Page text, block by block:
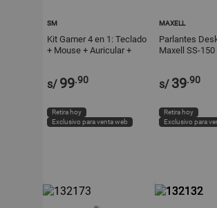
SM
Kit Gamer 4 en 1: Teclado
+ Mouse + Auricular +
s/ 99.90
Retira hoy
Exclusivo para venta web
MAXELL
Parlantes
Maxell SS-150
s/ 39.90
Retira hoy
Exclusivo para